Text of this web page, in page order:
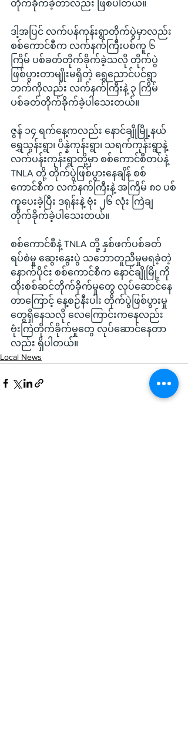
တိုက်ခိုက်ခဲ့တာလည်း ဖြစ်ပါတယ်။
ဒါ့အပြင် လက်ပန်ကုန်းရွာတိုက်ပွဲမှာလည်း
စစ်ကောင်စီက လက်နက်ကြီးပစ်ကူ ၆
ကြိမ် ပစ်ခတ်တိုက်ခိုက်ခဲ့သလို တိုက်ပွဲ
ဖြစ်ပွားတာမျိုးမရှိတဲ့ ရွှေညောင်ပင်ရွာ
ဘက်ကိုလည်း လက်နက်ကြီးနဲ့ ၃ ကြိမ်
ပစ်ခတ်တိုက်ခိုက်ခဲ့ပါသေးတယ်။
ဇွန် ၁၄ ရက်နေ့ကလည်း နောင်ချိုမြို့နယ်
ရွှေသွန်းရွာ၊ ပိန္နဲကုန်းရွာ၊ သရက်ကုန်းရွာနဲ့
လက်ပန်းကုန်းရွာတို့မှာ စစ်ကောင်စီတပ်နဲ့
TNLA တို့ တိုက်ပွဲဖြစ်ပွားနေချိန် စစ်
ကောင်စီက လက်နက်ကြီးနဲ့ အကြိမ် ၈၀ ပစ်
ကူပေးခဲ့ပြီး ဒရုန်းနဲ့ ဗုံး ၂၆ လုံး ကြဲချ
တိုက်ခိုက်ခဲ့ပါသေးတယ်။
စစ်ကောင်စီနဲ့ TNLA တို့ နှစ်ဖက်ပစ်ခတ်
ရပ်စဲမှု ဆွေးနွေးပွဲ သဘောတူညီမှုမရခဲ့တဲ့
နောက်ပိုင်း စစ်ကောင်စီက နောင်ချိုမြို့ကို
ထိုးစစ်ဆင်တိုက်ခိုက်မှုတွေ လုပ်ဆောင်နေ
တာကြောင့် နေ့စဉ်နီးပါး တိုက်ပွဲဖြစ်ပွားမှု
တွေရှိနေသလို လေကြောင်းကနေလည်း
ဗုံးကြဲတိုက်ခိုက်မှုတွေ လုပ်ဆောင်နေတာ
လည်း ရှိပါတယ်။
Local News